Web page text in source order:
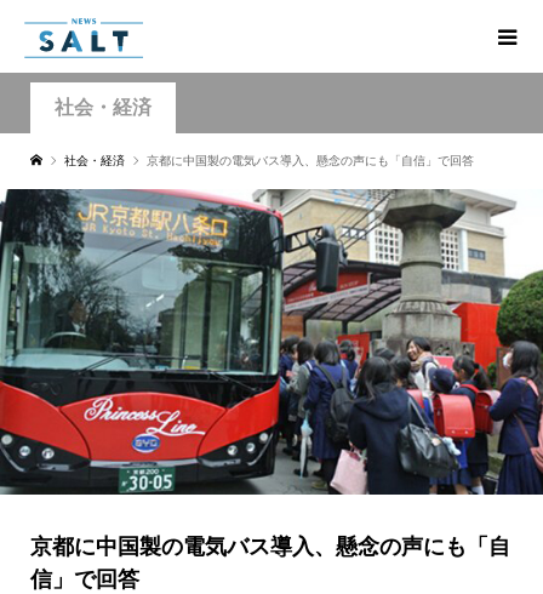
社会・経済
社会・経済 京都に中国製の電気バス導入、懸念の声にも「自信」で回答
京都に中国製の電気バス導入、懸念の声にも「自
信」で回答